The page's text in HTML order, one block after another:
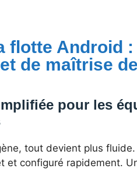
flotte Android
de maîtrise
pour les
tout devient plus fluide.
et configuré rapidement.